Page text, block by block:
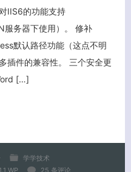
IIS6的功能支持
服务器下使用）。 修补
默认路径功能（这点不明
插件的兼容性。 三个安全更
[…]
学学技术
WP 25 条评论